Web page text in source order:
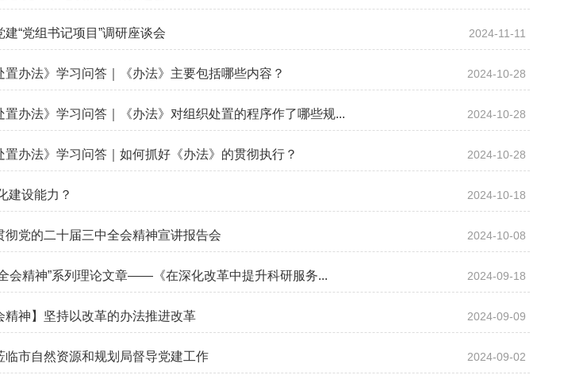
2024-11-11
“党组书记项目”调研座谈会
2024-10-28
置办法》学习问答｜《办法》主要包括哪些内容？
2024-10-28
置办法》学习问答｜《办法》对组织处置的程序作了哪些规...
2024-10-28
置办法》学习问答｜如何抓好《办法》的贯彻执行？
2024-10-18
建设能力？
2024-10-08
党的二十届三中全会精神宣讲报告会
2024-09-18
会精神”系列理论文章——《在深化改革中提升科研服务...
2024-09-09
精神】坚持以改革的办法推进改革
2024-09-02
市自然资源和规划局督导党建工作